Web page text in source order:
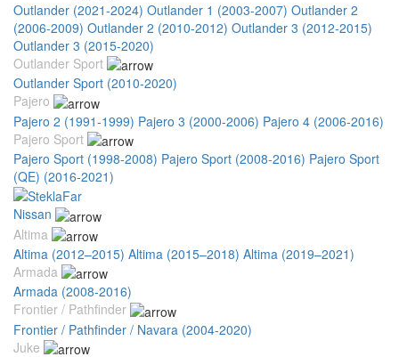
Outlander (2021-2024) Outlander 1 (2003-2007) Outlander 2
(2006-2009) Outlander 2 (2010-2012) Outlander 3 (2012-2015)
Outlander 3 (2015-2020)
Outlander Sport
Outlander Sport (2010-2020)
Pajero
Pajero 2 (1991-1999) Pajero 3 (2000-2006) Pajero 4 (2006-2016)
Pajero Sport
Pajero Sport (1998-2008) Pajero Sport (2008-2016) Pajero Sport
(QE) (2016-2021)
Nissan
Altima
Altima (2012–2015) Altima (2015–2018) Altima (2019–2021)
Armada
Armada (2008-2016)
Frontier / Pathfinder
Frontier / Pathfinder / Navara (2004-2020)
Juke